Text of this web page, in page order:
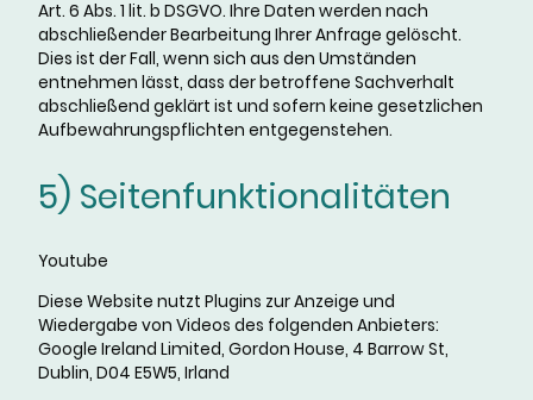
Art. 6 Abs. 1 lit. b DSGVO. Ihre Daten werden nach
abschließender Bearbeitung Ihrer Anfrage gelöscht.
Dies ist der Fall, wenn sich aus den Umständen
entnehmen lässt, dass der betroffene Sachverhalt
abschließend geklärt ist und sofern keine gesetzlichen
Aufbewahrungspflichten entgegenstehen.
5) Seitenfunktionalitäten
Youtube
Diese Website nutzt Plugins zur Anzeige und
Wiedergabe von Videos des folgenden Anbieters:
Google Ireland Limited, Gordon House, 4 Barrow St,
Dublin, D04 E5W5, Irland